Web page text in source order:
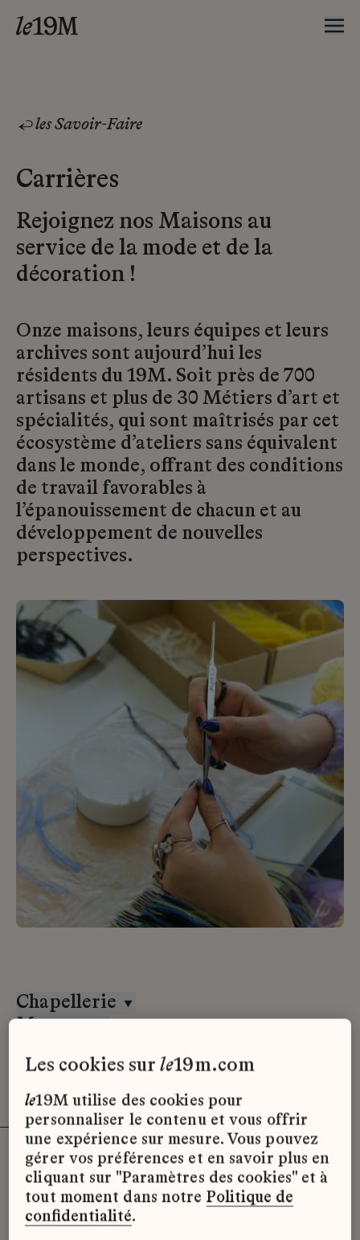
les Savoir-Faire
Carrières
Rejoignez nos Maisons au
service de la mode et de la
décoration !
Onze maisons, leurs équipes et leurs
archives sont aujourd’hui les
résidents du 19M. Soit près de 700
artisans et plus de 30 Métiers d’art et
spécialités, qui sont maîtrisés par cet
écosystème d’ateliers sans équivalent
dans le monde, offrant des conditions
de travail favorables à
l’épanouissement de chacun et au
développement de nouvelles
perspectives.
Chapellerie
Massaro
Désolé, il semble qu’il n’y ait pas
d’offres d’emploi disponibles pour le
moment.
les cookies surle19m.com
le19M utilise des cookies pour
personnaliser le contenu et vous offrir
une expérience sur mesure. Vous pouvez
gérer vos préférences et en savoir plus en
cliquant sur "Paramètres des cookies" et à
tout moment dans notre Politique de
confidentialité.